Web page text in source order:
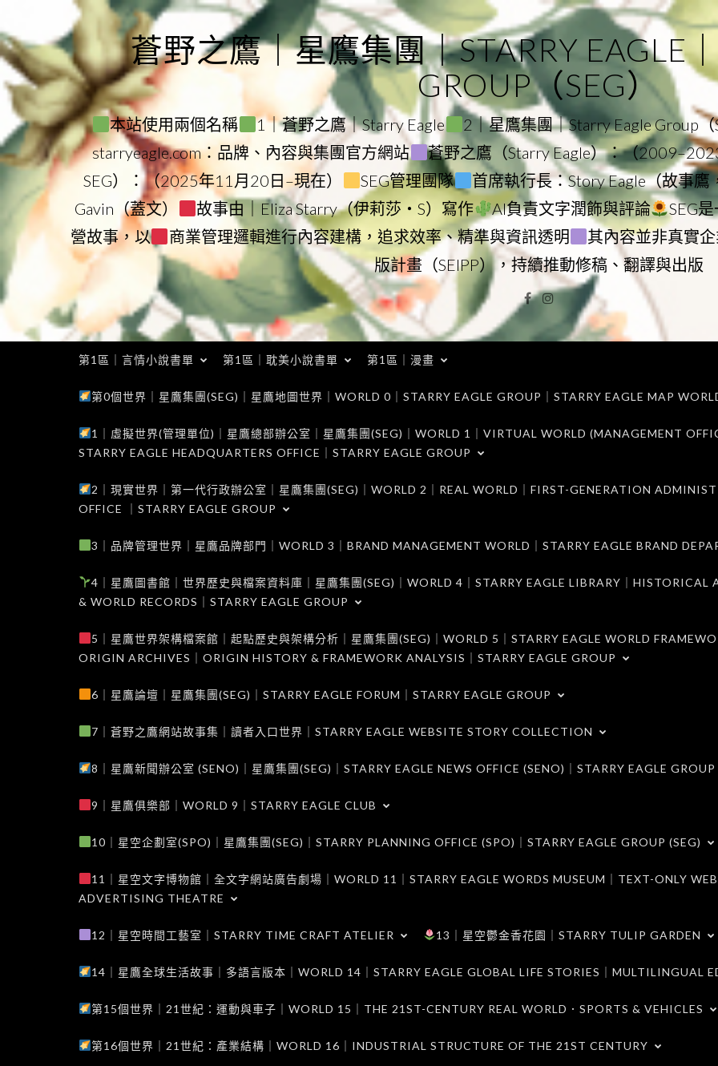
to
content
蒼野之鷹｜星鷹集團｜STARRY EAGLE
GROUP（SEG）
本站使用兩個名稱 1｜蒼野之鷹｜Starry Eagle 2｜星鷹集團｜Starry Eagle Group（
starryeagle.com：品牌、內容與集團官方網站
蒼野之鷹（Starry Eagle）：（
SEG）：（2025年11月20日–現在）
SEG管理團隊 首席執行長：Story Eagle（故事鷹
Gavin（蓋文）
故事由｜Eliza Starry（伊莉莎・S）寫作 AI負責文字潤飾與評論
SEG
營故事，以
商業管理邏輯進行內容建構，追求效率、精準與資訊透明 其內容並非真實
版計畫（SEIPP），持續推動修稿、翻譯與出版
Facebook
Instagram
第1區｜言情小說書單 第1區｜耽美小說書單 第1區｜漫畫
第0個世界｜星鷹集團(SEG)｜星鷹地圖世界｜WORLD 0｜STARRY EAGLE GROUP｜STARRY EAGLE MAP
1｜虛擬世界(管理單位)｜星鷹總部辦公室｜星鷹集團(SEG)｜WORLD 1｜VIRTUAL WORLD (MANAGEMENT
STARRY EAGLE HEADQUARTERS OFFICE｜STARRY EAGLE GROUP
2｜現實世界｜第一代行政辦公室｜星鷹集團(SEG)｜WORLD 2｜REAL WORLD｜FIRST-GENERATION
OFFICE ｜STARRY EAGLE GROUP
3｜品牌管理世界｜星鷹品牌部門｜WORLD 3｜BRAND MANAGEMENT WORLD｜STARRY EAGLE BRAND
4｜星鷹圖書館｜世界歷史與檔案資料庫｜星鷹集團(SEG)｜WORLD 4｜STARRY EAGLE LIBRARY｜HISTORICAL
& WORLD RECORDS｜STARRY EAGLE GROUP
5｜星鷹世界架構檔案館｜起點歷史與架構分析｜星鷹集團(SEG)｜WORLD 5｜STARRY EAGLE WORLD
ORIGIN ARCHIVES｜ORIGIN HISTORY & FRAMEWORK ANALYSIS｜STARRY EAGLE GROUP
6｜星鷹論壇｜星鷹集團(SEG)｜STARRY EAGLE FORUM｜STARRY EAGLE GROUP
7｜蒼野之鷹網站故事集｜讀者入口世界｜STARRY EAGLE WEBSITE STORY COLLECTION
8｜星鷹新聞辦公室 (SENO)｜星鷹集團(SEG)｜STARRY EAGLE NEWS OFFICE (SENO)｜STARRY EAGLE GROUP
9｜星鷹俱樂部｜WORLD 9｜STARRY EAGLE CLUB
10｜星空企劃室(SPO)｜星鷹集團(SEG)｜STARRY PLANNING OFFICE (SPO)｜STARRY EAGLE GROUP (SEG)
11｜星空文字博物館｜全文字網站廣告劇場｜WORLD 11｜STARRY EAGLE WORDS MUSEUM｜TEXT-ONLY
ADVERTISING THEATRE
12｜星空時間工藝室｜STARRY TIME CRAFT ATELIER 13｜星空鬱金香花園｜STARRY TULIP GARDEN
14｜星鷹全球生活故事｜多語言版本｜WORLD 14｜STARRY EAGLE GLOBAL LIFE STORIES｜MULTILINGUAL
第15個世界｜21世紀：運動與車子｜WORLD 15｜THE 21ST-CENTURY REAL WORLD．SPORTS & VEHICLES
第16個世界｜21世紀：產業結構｜WORLD 16｜INDUSTRIAL STRUCTURE OF THE 21ST CENTURY